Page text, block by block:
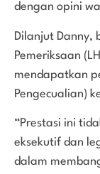
dengan opini
Dilanjut Danny,
Pemeriksaan
mendapatkan
Pengecualian)
“Prestasi ini
eksekutif dan
dalam